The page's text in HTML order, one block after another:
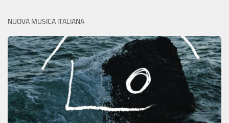
NUOVA MUSICA ITALIANA